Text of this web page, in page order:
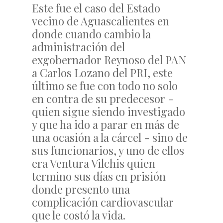
Este fue el caso del Estado
vecino de Aguascalientes en
donde cuando cambio la
administración del
exgobernador Reynoso del PAN
a Carlos Lozano del PRI, este
último se fue con todo no solo
en contra de su predecesor -
quien sigue siendo investigado
y que ha ido a parar en más de
una ocasión a la cárcel - sino de
sus funcionarios, y uno de ellos
era Ventura Vilchis quien
termino sus días en prisión
donde presento una
complicación cardiovascular
que le costó la vida.